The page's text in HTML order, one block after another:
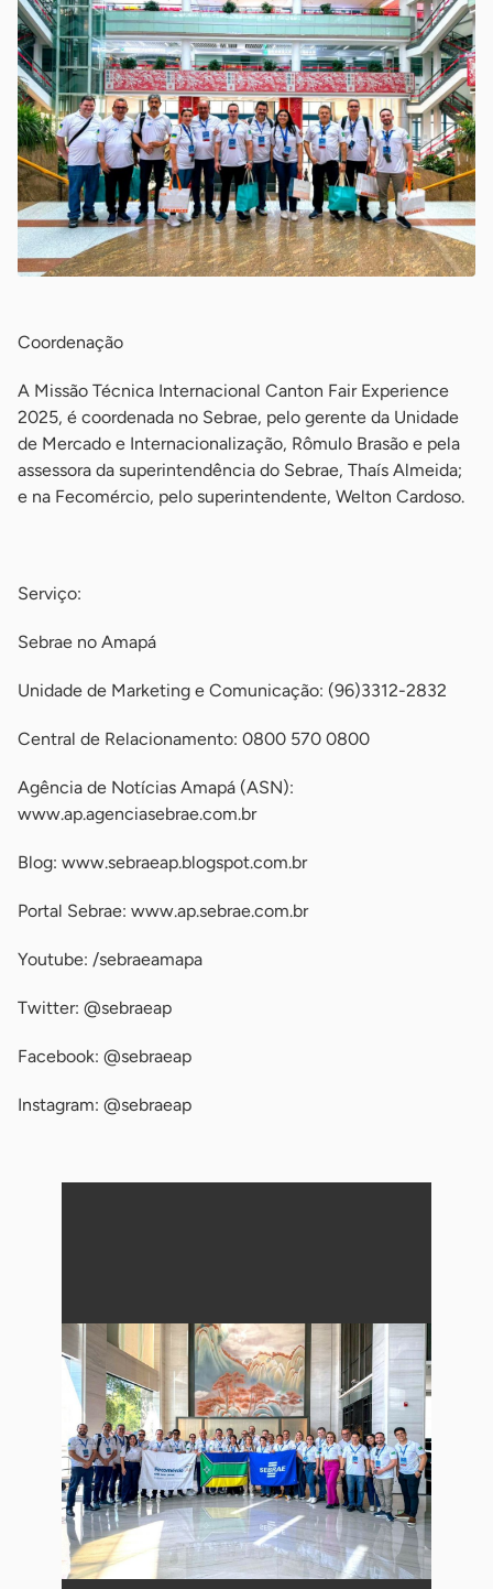
Coordenação
A Missão Técnica Internacional Canton Fair Experience
2025, é coordenada no Sebrae, pelo gerente da Unidade
de Mercado e Internacionalização, Rômulo Brasão e pela
assessora da superintendência do Sebrae, Thaís Almeida;
e na Fecomércio, pelo superintendente, Welton Cardoso.
Serviço:
Sebrae no Amapá
Unidade de Marketing e Comunicação: (96)3312-2832
Central de Relacionamento: 0800 570 0800
Agência de Notícias Amapá (ASN):
www.ap.agenciasebrae.com.br
Blog: www.sebraeap.blogspot.com.br
Portal Sebrae: www.ap.sebrae.com.br
Youtube: /sebraeamapa
Twitter: @sebraeap
Facebook: @sebraeap
Instagram: @sebraeap